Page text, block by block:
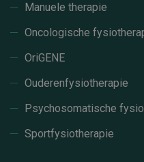
Manuele therapie
Oncologische
OriGENE
Ouderenfysiotherapie
Psychosomatische
Sportfysiotherapie